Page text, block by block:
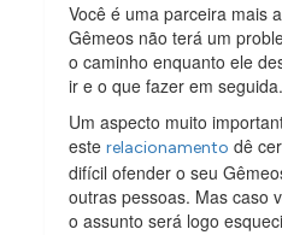
Você é uma parceira mais
Gêmeos não terá um
o caminho enquanto ele
ir e o que fazer em seguida.
Um aspecto muito
esterelacionamento dê
difícil ofender o seu
outras pessoas. Mas caso
o assunto será logo